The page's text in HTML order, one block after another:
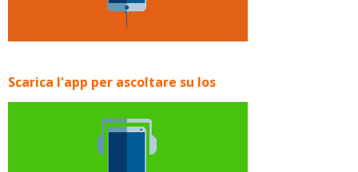
Scarica l'app per ascoltare su Ios